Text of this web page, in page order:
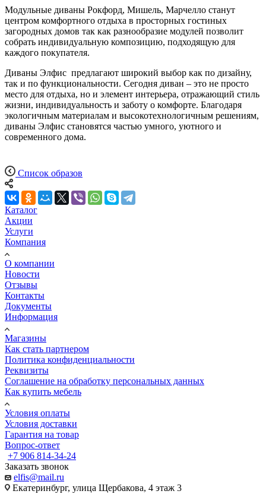
Модульные диваны Рокфорд, Мишель, Марчелло станут
центром комфортного отдыха в просторных гостиных
загородных домов так как разнообразие модулей позволит
собрать индивидуальную композицию, подходящую для
каждого покупателя.
Диваны Элфис предлагают широкий выбор как по дизайну,
так и по функциональности. Сегодня диван – это не просто
место для отдыха, но и элемент интерьера, отражающий стиль
жизни, индивидуальность и заботу о комфорте. Благодаря
экологичным материалам и высокотехнологичным решениям,
диваны Элфис становятся частью умного, уютного и
современного дома.
Список образов
Каталог
Акции
Услуги
Компания
О компании
Новости
Отзывы
Контакты
Документы
Информация
Магазины
Как стать партнером
Политика конфиденциальности
Реквизиты
Соглашение на обработку персональных данных
Как купить мебель
Условия оплаты
Условия доставки
Гарантия на товар
Вопрос-ответ
+7 906 814-34-24
Заказать звонок
elfis@mail.ru
Екатеринбург, улица Щербакова, 4 этаж 3